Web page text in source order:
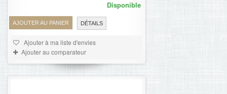
AJOUTER AU PANIER DÉTAILS
Disponible
Ajouter à ma liste d'envies
Ajouter au comparateur